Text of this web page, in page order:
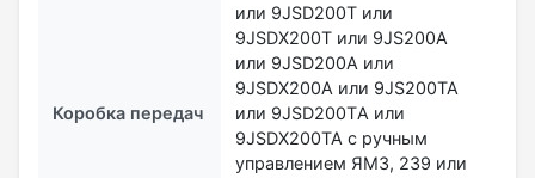
Коробка передач
или 9JSD200Т или
9JSDX200T или 9JS200A
или 9JSD200A или
9JSDX200A или 9JS200TA
или 9JSD200ТA или
9JSDX200TA с ручным
управлением ЯМЗ, 239 или